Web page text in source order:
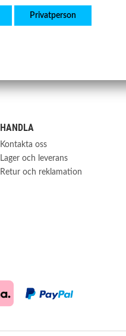
OE nummer:
HANDLA
Kontakta oss
Lager och leverans
Retur och reklamation
Privatperson